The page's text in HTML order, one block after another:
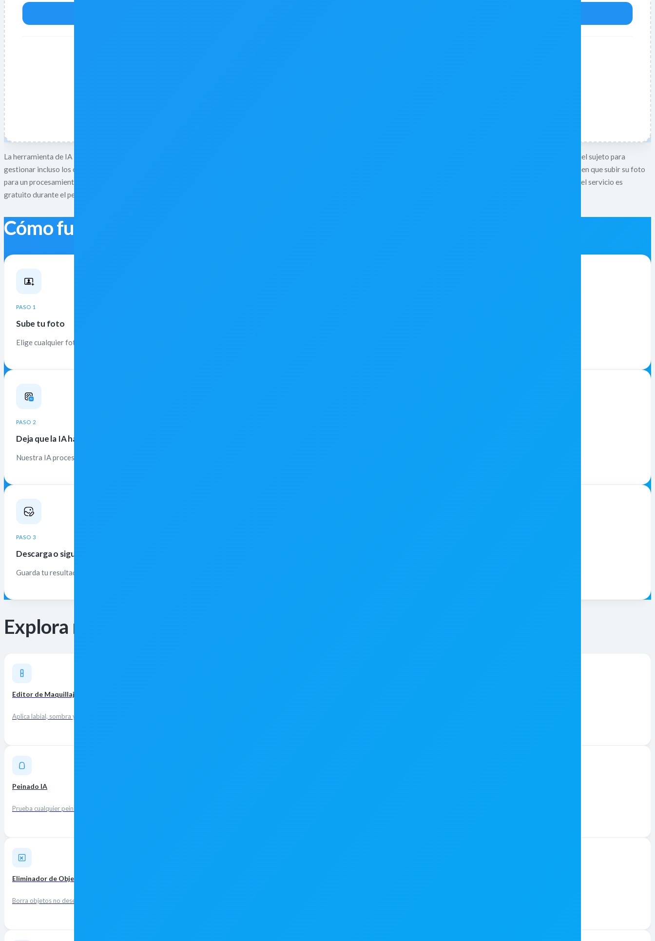
La herramienta de IA permite a los usuarios eliminar instantáneamente el fondo de las imágenes. Como sofisticado eliminador de fondo, Facelab utiliza una detección avanzada del sujeto para
gestionar incluso los contornos más complejos, como el cabello o el pelaje, sin recorte manual. Nuestra app inteligente no requiere conocimientos de diseño; los usuarios solo tienen que subir su foto
para un procesamiento automático. Tanto si necesitas eliminar un fondo recargado para una publicación en redes sociales como preparar un recorte limpio para una presentación, el servicio es
gratuito durante el período de prueba y completa las tareas en segundos.
Cómo funciona
PASO 1
Sube tu foto
Elige cualquier foto para empezar a editar. Compatible con JPG, PNG y WEBP de hasta 20 MB.
PASO 2
Deja que la IA haga el trabajo
Nuestra IA procesa tu foto en segundos — sin selección manual ni herramientas complejas.
PASO 3
Descarga o sigue editando
Guarda tu resultado o ábrelo en el editor de Facelab para seguir refinando y dar los toques finales.
Explora más herramientas de Facelab
Editor de Maquillaje IA
Aplica labial, sombra y rubor virtuales al instante.
Peinado IA
Prueba cualquier peinado y color — de lo sutil a lo atrevido.
Eliminador de Objetos
Borra objetos no deseados de las fotos con la precisión de la IA.